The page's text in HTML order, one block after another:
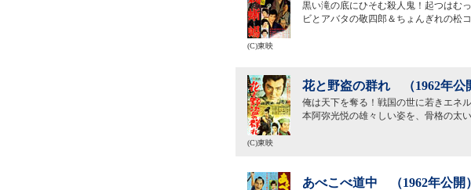
黒い滝の底にひそむ殺人鬼！起つはむ
ビとアバタの敬四郎＆ちょんぎれの松
(C)東映
花と野盗の群れ （1962年公
俺は天下を奪る！戦国の世に若きエネ
本阿弥光悦の雄々しい姿を、骨格の太
(C)東映
あべこべ道中 （1962年公開）